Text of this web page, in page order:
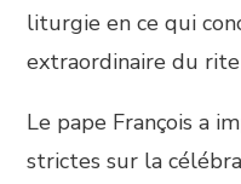
liturgie en ce qui
extraordinaire du rite
Le pape François a
strictes sur la